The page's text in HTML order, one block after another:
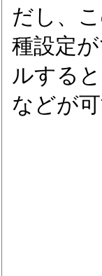
だし、
種設定
ルする
などが